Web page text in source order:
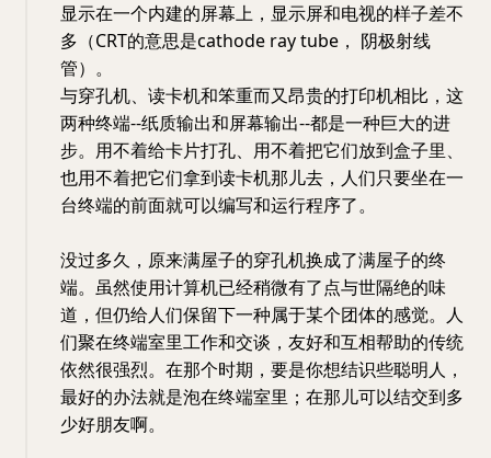
显示在一个内建的屏幕上，显示屏和电视的样子差不
多（CRT的意思是cathode ray tube， 阴极射线
管）。
与穿孔机、读卡机和笨重而又昂贵的打印机相比，这
两种终端--纸质输出和屏幕输出--都是一种巨大的进
步。用不着给卡片打孔、用不着把它们放到盒子里、
也用不着把它们拿到读卡机那儿去，人们只要坐在一
台终端的前面就可以编写和运行程序了。
没过多久，原来满屋子的穿孔机换成了满屋子的终
端。虽然使用计算机已经稍微有了点与世隔绝的味
道，但仍给人们保留下一种属于某个团体的感觉。人
们聚在终端室里工作和交谈，友好和互相帮助的传统
依然很强烈。在那个时期，要是你想结识些聪明人，
最好的办法就是泡在终端室里；在那儿可以结交到多
少好朋友啊。